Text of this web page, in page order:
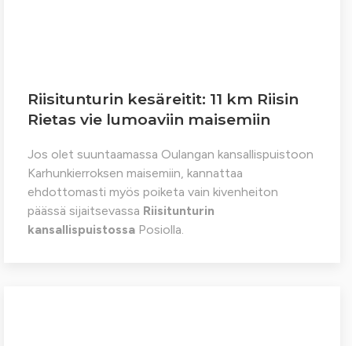
Riisitunturin kesäreitit: 11 km Riisin
Rietas vie lumoaviin maisemiin
Jos olet suuntaamassa Oulangan kansallispuistoon
Karhunkierroksen maisemiin, kannattaa
ehdottomasti myös poiketa vain kivenheiton
päässä sijaitsevassa Riisitunturin
kansallispuistossa Posiolla.